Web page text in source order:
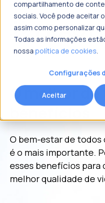
compartilhamento de
sociais. Você pode aceitar
assim como personalizar
Todas as informações
nossa política de cookies.
Configurações
Aceitar
o que procura?
O melhor
benefícios
O bem-estar de todos
é o mais importante.
esses benefícios para
melhor qualidade de